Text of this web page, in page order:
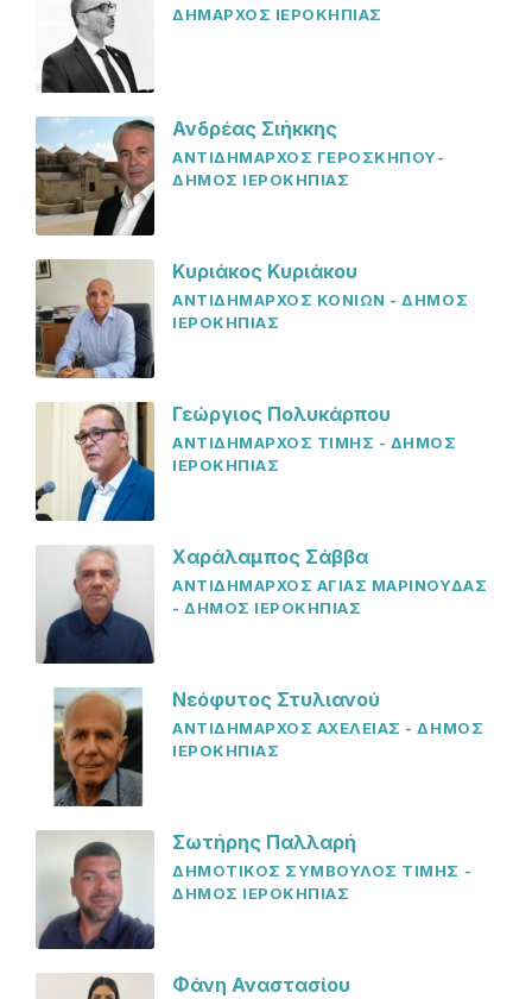
ΔΗΜΑΡΧΟΣ ΙΕΡΟΚΗΠΙΑΣ
Ανδρέας Σιήκκης
ΑΝΤΙΔΗΜΑΡΧΟΣ ΓΕΡΟΣΚΗΠΟΥ-
ΔΗΜΟΣ ΙΕΡΟΚΗΠΙΑΣ
Κυριάκος Κυριάκου
ΑΝΤΙΔΗΜΑΡΧΟΣ ΚΟΝΙΩΝ - ΔΗΜΟΣ
ΙΕΡΟΚΗΠΙΑΣ
Γεώργιος Πολυκάρπου
ΑΝΤΙΔΗΜΑΡΧΟΣ ΤΙΜΗΣ - ΔΗΜΟΣ
ΙΕΡΟΚΗΠΙΑΣ
Χαράλαμπος Σάββα
ΑΝΤΙΔΗΜΑΡΧΟΣ ΑΓΙΑΣ ΜΑΡΙΝΟΥΔΑΣ
- ΔΗΜΟΣ ΙΕΡΟΚΗΠΙΑΣ
Νεόφυτος Στυλιανού
ΑΝΤΙΔΗΜΑΡΧΟΣ ΑΧΕΛΕΙΑΣ - ΔΗΜΟΣ
ΙΕΡΟΚΗΠΙΑΣ
Σωτήρης Παλλαρή
ΔΗΜΟΤΙΚΟΣ ΣΥΜΒΟΥΛΟΣ ΤΙΜΗΣ -
ΔΗΜΟΣ ΙΕΡΟΚΗΠΙΑΣ
Φάνη Αναστασίου